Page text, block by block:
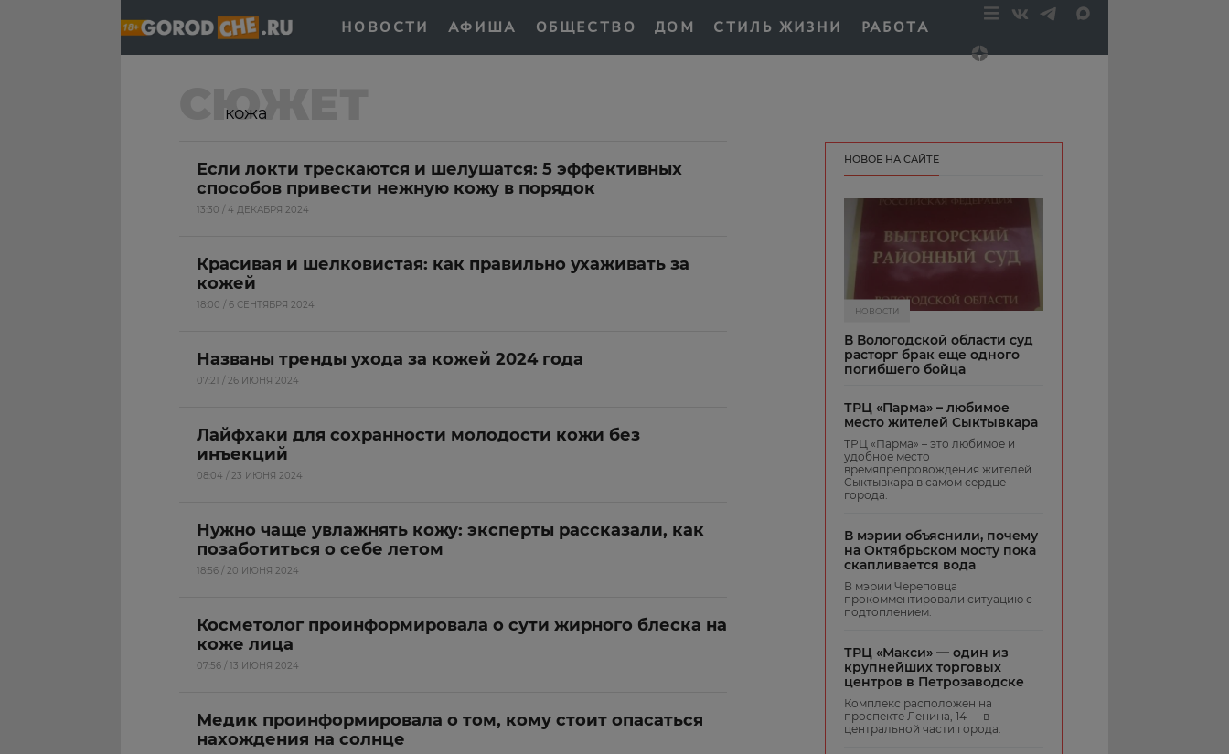
НОВОСТИ АФИША ОБЩЕСТВО ДОМ СТИЛЬ ЖИЗНИ РАБОТА
СЮЖЕТ
кожа
Если локти трескаются и шелушатся: 5 эффективных
способов привести нежную кожу в порядок
13:30 / 4 ДЕКАБРЯ 2024
Красивая и шелковистая: как правильно ухаживать за
кожей
18:00 / 6 СЕНТЯБРЯ 2024
Названы тренды ухода за кожей 2024 года
07:21 / 26 ИЮНЯ 2024
Лайфхаки для сохранности молодости кожи без
инъекций
08:04 / 23 ИЮНЯ 2024
Нужно чаще увлажнять кожу: эксперты рассказали, как
позаботиться о себе летом
18:56 / 20 ИЮНЯ 2024
Косметолог проинформировала о сути жирного блеска на
коже лица
07:56 / 13 ИЮНЯ 2024
Медик проинформировала о том, кому стоит опасаться
нахождения на солнце
НОВОЕ НА САЙТЕ
НОВОСТИ
В Вологодской области суд
расторг брак еще одного
погибшего бойца
ТРЦ «Парма» – любимое
место жителей Сыктывкара
ТРЦ «Парма» – это любимое и
удобное место
времяпрепровождения жителей
Сыктывкара в самом сердце
города.
В мэрии объяснили, почему
на Октябрьском мосту пока
скапливается вода
В мэрии Череповца
прокомментировали ситуацию с
подтоплением.
ТРЦ «Макси» — один из
крупнейших торговых
центров в Петрозаводске
Комплекс расположен на
проспекте Ленина, 14 — в
центральной части города.